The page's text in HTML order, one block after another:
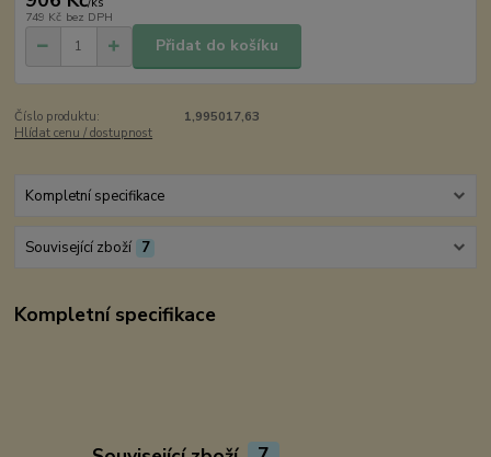
749 Kč bez DPH
Přidat do košíku
Číslo produktu:
1,995017,63
Hlídat cenu / dostupnost
Kompletní specifikace
Související zboží 7
Kompletní specifikace